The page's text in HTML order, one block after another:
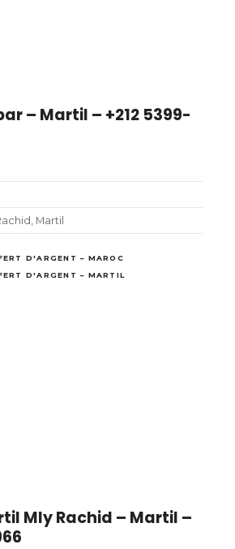
– Martil – +212 5399-
Martil
D'ARGENT – MAROC
D'ARGENT – MARTIL
Mly Rachid – Martil –